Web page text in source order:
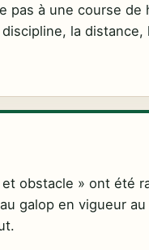
pas à une course de
la
obstacle » ont été
galop en vigueur au